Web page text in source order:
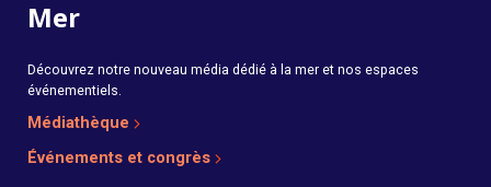
Mer
Découvrez notre nouveau média dédié à la mer et nos espaces
événementiels.
Médiathèque
Événements et congrès